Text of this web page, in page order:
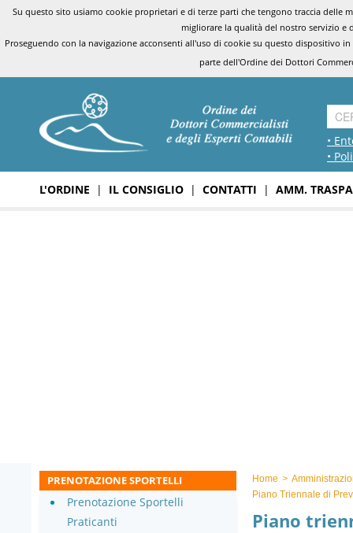
Su questo sito usiamo cookie proprietari e di terze parti che tengono traccia
migliorare la qualità del nostro servizio e
Proseguendo con la navigazione acconsenti all'uso di cookie su questo dispositivo
parte dell'Ordine dei Dottori
•
•
L'ORDINE | IL CONSIGLIO | CONTATTI | AMM.
Home >
Piano Triennale di
Piano
PRENOTAZIONE SPORTELLI
Prenotazione Sportelli
Praticanti